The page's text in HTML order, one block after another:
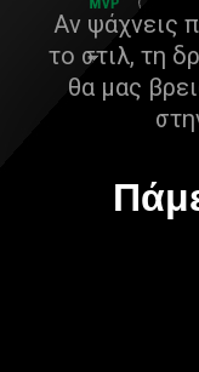
Αν ψάχνεις
το στιλ, τη
θα μας